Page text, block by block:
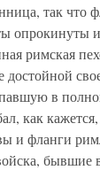
так что
опрокинуты
римская
достойной
в
как
и фланги
бывшие